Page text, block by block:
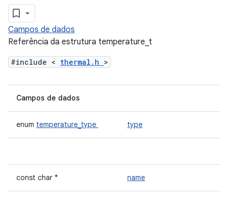
Campos de dados
Referência da estrutura temperature_t
#include < thermal.h >
Campos de dados
enum temperature_type type
const char * name